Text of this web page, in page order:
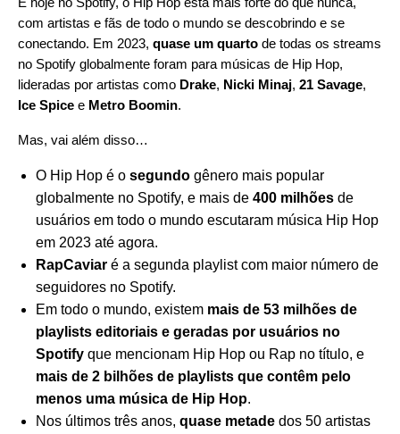
com artistas e fãs de todo o mundo se descobrindo e se
conectando. Em 2023, quase um quarto de todas os streams
no Spotify globalmente foram para músicas de Hip Hop,
lideradas por artistas como Drake, Nicki Minaj, 21 Savage,
Ice Spice e Metro Boomin.
Mas, vai além disso…
O Hip Hop é o segundo gênero mais popular
globalmente no Spotify, e mais de 400 milhões de
usuários em todo o mundo escutaram música Hip Hop
em 2023 até agora.
RapCaviar é a segunda playlist com maior número de
seguidores no Spotify.
Em todo o mundo, existem mais de 53 milhões de
playlists editoriais e geradas por usuários no
Spotify que mencionam Hip Hop ou Rap no título, e
mais de 2 bilhões de playlists que contêm pelo
menos uma música de Hip Hop.
Nos últimos três anos, quase metade dos 50 artistas